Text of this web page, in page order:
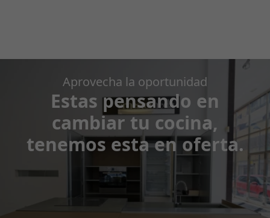
Aprovecha la oportunidad
Estas pensando en
cambiar tu cocina,
tenemos esta en oferta.